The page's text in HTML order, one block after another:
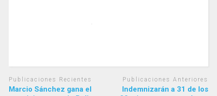
Publicaciones Recientes
Marcio Sánchez gana el
Publicaciones Anteriores
Indemnizarán a 31 de los